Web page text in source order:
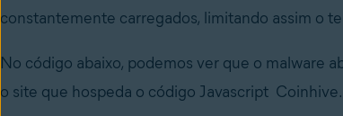
constantemente carregados, limitando assim o
No código abaixo, podemos ver que o malware
o site que hospeda o código Javascript Coinhive.